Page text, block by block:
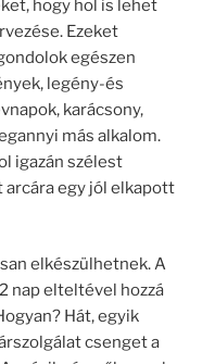
hogy hol is lehet
Ezeket
egészen
legény-és
karácsony,
más alkalom.
igazán szélest
egy jól elkapott
elkészülhetnek. A
nap elteltével hozzá
Hát, egyik
csenget a